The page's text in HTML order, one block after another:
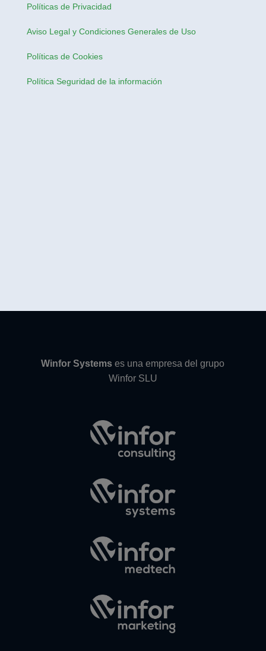
Políticas de Privacidad
Aviso Legal y Condiciones Generales de Uso
Políticas de Cookies
Política Seguridad de la información
Winfor Systems es una empresa del grupo
Winfor SLU